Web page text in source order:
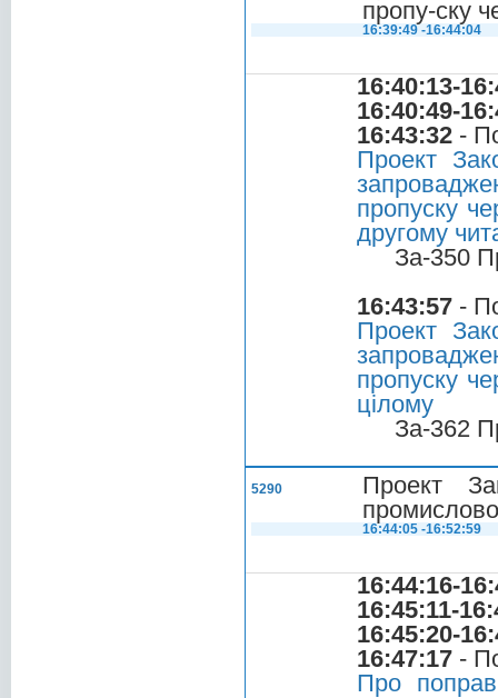
пропу-ску
16:39:49 -16:44:04
16:40:13-
16:40:49-
16:43:32 -
Проект
пропуску
другому
За-350
16:43:57 -
Проект
пропуску
цілому
За-362
5290
Проект
16:44:05 -16:52:59
16:44:16-
16:45:11-
16:45:20-
16:47:17 -
Про